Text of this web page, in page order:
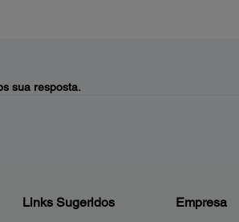
sua resposta.
Links Sugeridos Empresa